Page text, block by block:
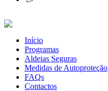
Início
Programas
Aldeias Seguras
Medidas de Autoproteção
FAQs
Contactos